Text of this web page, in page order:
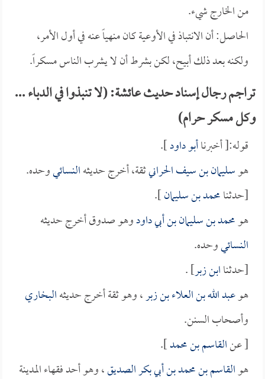
من الخارج شيء.
الحاصل: أن الانتباذ في الأوعية كان منهياً عنه في أول الأمر،
ولكنه بعد ذلك أبيح، لكن بشرط أن لا يشرب الناس مسكراً.
تراجم رجال إسناد حديث عائشة: (لا تنبذوا في الدباء ...
وكل مسكر حرام)
قوله:[ أخبرناأبو داود].
هوسليمان بن سيف الحرانيثقة، أخرج حديثهالنسائيوحده.
[حدثنامحمد بن سليمان].
هومحمد بن سليمان بن أبي داودوهو صدوق أخرج حديثه
النسائيوحده.
[حدثناابن زبر] .
هوعبد الله بن العلاء بن زبر، وهو ثقة أخرج حديثهالبخاري
وأصحاب السنن.
[ عنالقاسم بن محمد].
هوالقاسم بن محمد بن أبي بكر الصديق، وهو أحد فقهاء المدينة